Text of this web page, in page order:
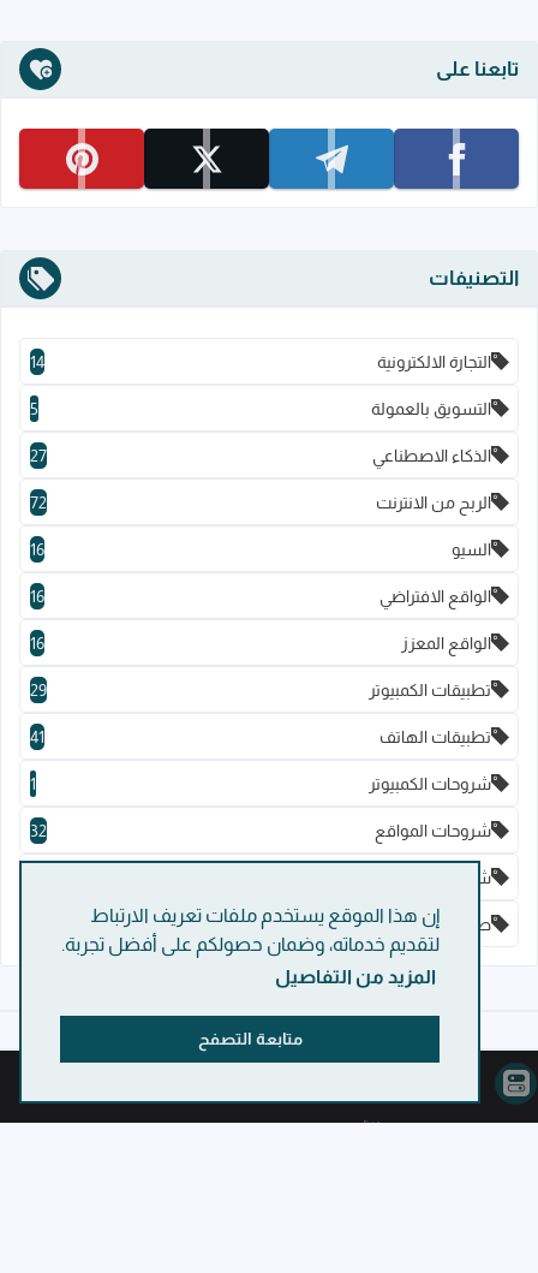
إن هذا الموقع يستخدم ملفات تعريف الارتباط
لتقديم خدماته، وضمان حصولكم على أفضل تجربة.
المزيد من التفاصيل
متابعة التصفح
تابعنا على
تابعنا على facebook تابعنا على telegram تابعنا على x تابعنا على pinterest
التصنيفات
التجارة الالكترونية 14
التسويق بالعمولة 5
الذكاء الاصطناعي 27
الربح من الانترنت 72
السيو 16
الواقع الافتراضي 16
الواقع المعزز 16
تطبيقات الكمبيوتر 29
تطبيقات الهاتف 41
شروحات الكمبيوتر 1
شروحات المواقع 32
شروحات الهاتف
صناعة المحتوى